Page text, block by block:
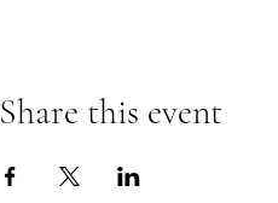
Share this event